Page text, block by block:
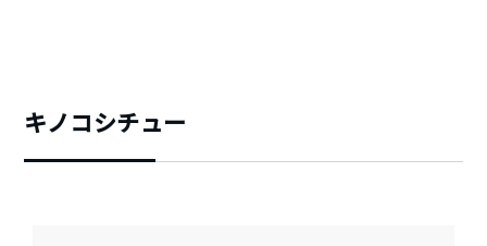
キノコシチュー